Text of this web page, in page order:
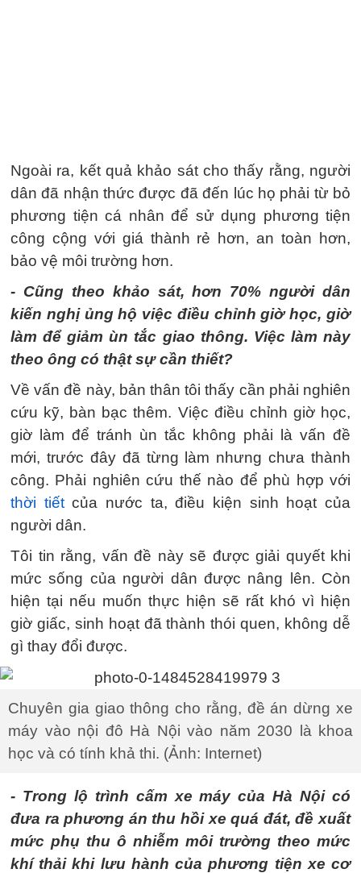
Ngoài ra, kết quả khảo sát cho thấy rằng, người
dân đã nhận thức được đã đến lúc họ phải từ bỏ
phương tiện cá nhân để sử dụng phương tiện
công cộng với giá thành rẻ hơn, an toàn hơn,
bảo vệ môi trường hơn.
- Cũng theo khảo sát, hơn 70% người dân
kiến nghị ủng hộ việc điều chỉnh giờ học, giờ
làm để giảm ùn tắc giao thông. Việc làm này
theo ông có thật sự cần thiết?
Về vấn đề này, bản thân tôi thấy cần phải nghiên
cứu kỹ, bàn bạc thêm. Việc điều chỉnh giờ học,
giờ làm để tránh ùn tắc không phải là vấn đề
mới, trước đây đã từng làm nhưng chưa thành
công. Phải nghiên cứu thế nào để phù hợp với
thời tiếtcủa nước ta, điều kiện sinh hoạt của
người dân.
Tôi tin rằng, vấn đề này sẽ được giải quyết khi
mức sống của người dân được nâng lên. Còn
hiện tại nếu muốn thực hiện sẽ rất khó vì hiện
giờ giấc, sinh hoạt đã thành thói quen, không dễ
gì thay đổi được.
Chuyên gia giao thông cho rằng, đề án dừng xe
máy vào nội đô Hà Nội vào năm 2030 là khoa
học và có tính khả thi. (Ảnh: Internet)
- Trong lộ trình cấm xe máy của Hà Nội có
đưa ra phương án thu hồi xe quá đát, đề xuất
mức phụ thu ô nhiễm môi trường theo mức
khí thải khi lưu hành của phương tiện xe cơ